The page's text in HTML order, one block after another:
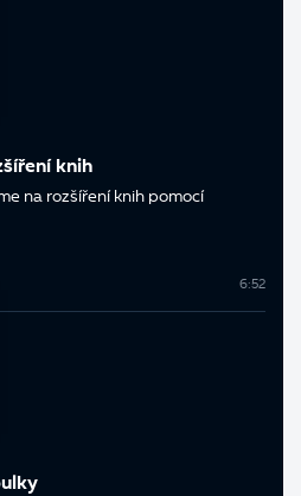
knih
na rozšíření knih pomocí
6:52